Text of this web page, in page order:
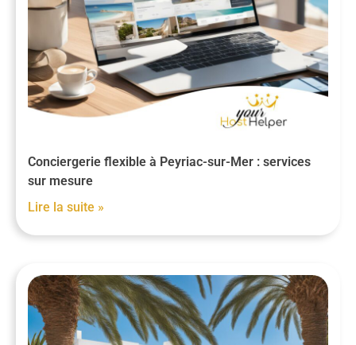
Conciergerie flexible à Peyriac-sur-Mer : services
sur mesure
Lire la suite »